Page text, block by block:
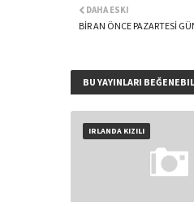
DAHA ESKI
BİR AN ÖNCE PAZARTESİ
BU YAYINLARI
IRLANDA KIZILI